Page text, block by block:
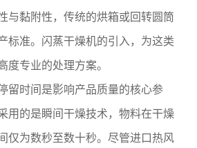
与黏附性，传统的烘箱或回转圆筒
标准。闪蒸干燥机的引入，为这类
度专业的处理方案。
留时间是影响产品质量的核心参
用的是瞬间干燥技术，物料在干燥
仅为数秒至数十秒。尽管进口热风